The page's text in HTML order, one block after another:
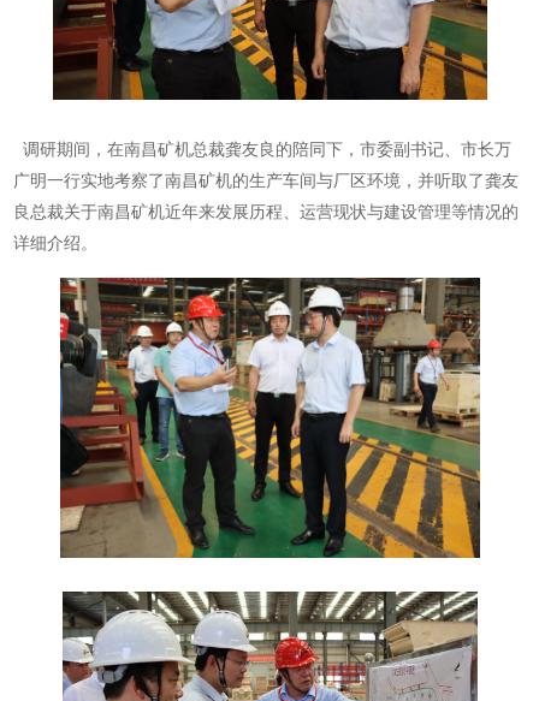
调研期间，在南昌矿机总裁龚友良的陪同下，市委副书记、市长万
广明一行实地考察了南昌矿机的生产车间与厂区环境，并听取了龚友
良总裁关于南昌矿机近年来发展历程、运营现状与建设管理等情况的
详细介绍。